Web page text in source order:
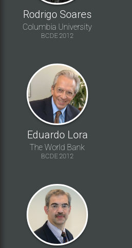
Rodrigo Soares
Columbia University
BCDE 2012
Eduardo Lora
The World Bank
BCDE 2012